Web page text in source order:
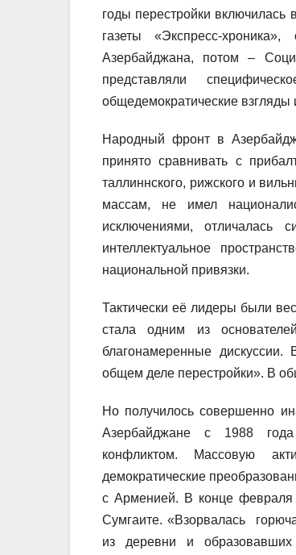
годы перестройки
газеты «Экспресс-
Азербайджана, потом –
представляли
общедемократические
Народный фронт в
принято сравнивать с
таллиннского, рижского и
массам, не имел
исключениями, отличалась
интеллектуальное
национальной привязки.
Тактически её лидеры были
стала одним из
благонамеренные дискуссии.
общем деле перестройки». В
Но получилось совершенно
Азербайджане с 1988 года
конфликтом. Массовую
демократические
с Арменией. В конце февраля
Сумгаите. «Взорвалась
из деревни и